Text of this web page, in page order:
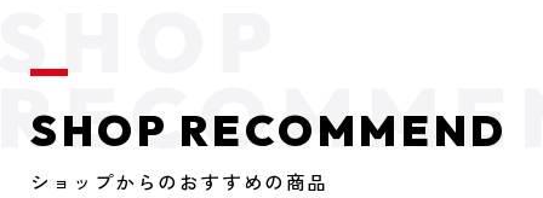
SHOP RECOMMEND
ショップからのおすすめの商品